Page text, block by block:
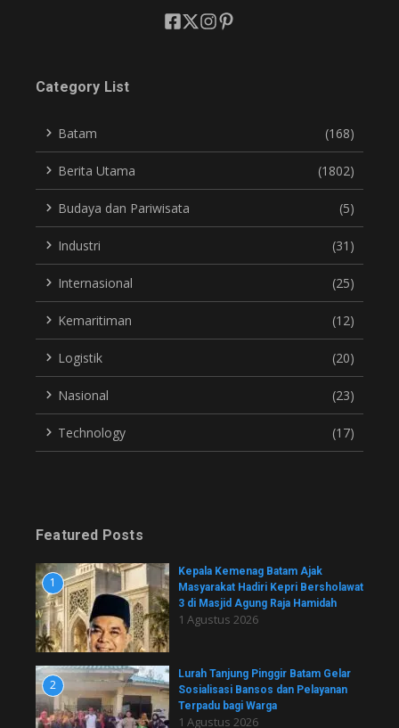
Category List
Batam (168)
Berita Utama (1802)
Budaya dan Pariwisata (5)
Industri (31)
Internasional (25)
Kemaritiman (12)
Logistik (20)
Nasional (23)
Technology (17)
Featured Posts
1
Kepala Kemenag Batam Ajak
Masyarakat Hadiri Kepri Bersholawat
3 di Masjid Agung Raja Hamidah
1 Agustus 2026
2
Lurah Tanjung Pinggir Batam Gelar
Sosialisasi Bansos dan Pelayanan
Terpadu bagi Warga
1 Agustus 2026